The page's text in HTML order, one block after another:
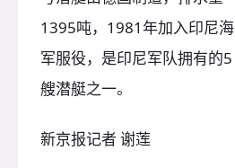
1395吨，1981年加入印尼海
军服役，是印尼军队拥有的5
艘潜艇之一。
新京报记者 谢莲